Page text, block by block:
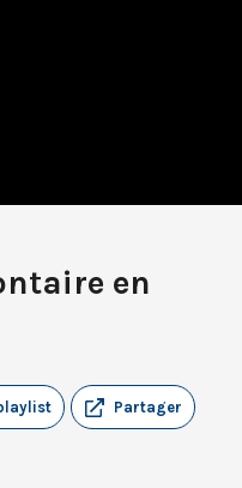
en
Partager